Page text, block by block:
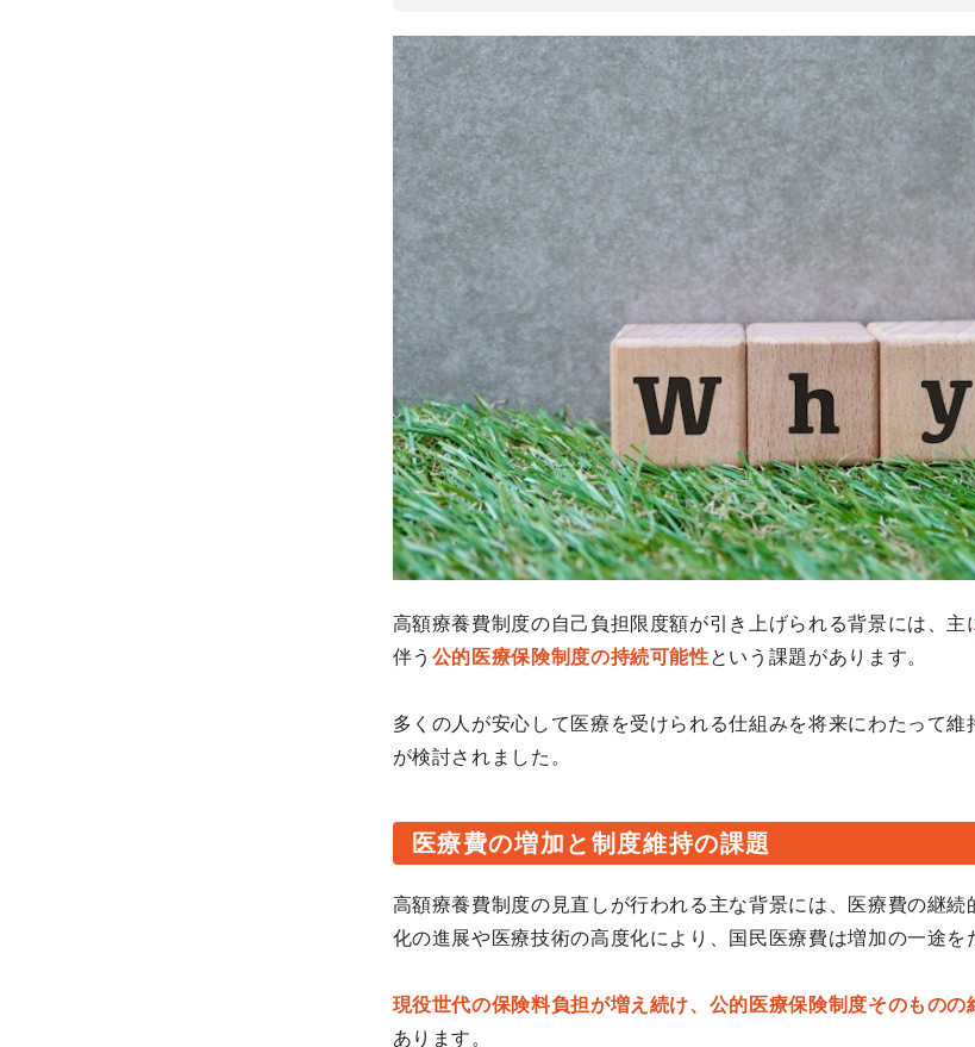
高額療養費制度の自己負担限度額が引き上げられる背景には、主
伴う 公的医療保険制度の持続可能性という課題があります。
多くの人が安心して医療を受けられる仕組みを将来にわたって維
が検討されました。
医療費の増加と制度維持の課題
高額療養費制度の見直しが行われる主な背景には、医療費の継続
化の進展や医療技術の高度化により、国民医療費は増加の一途を
現役世代の保険料負担が増え続け、公的医療保険制度そのものの
あります。